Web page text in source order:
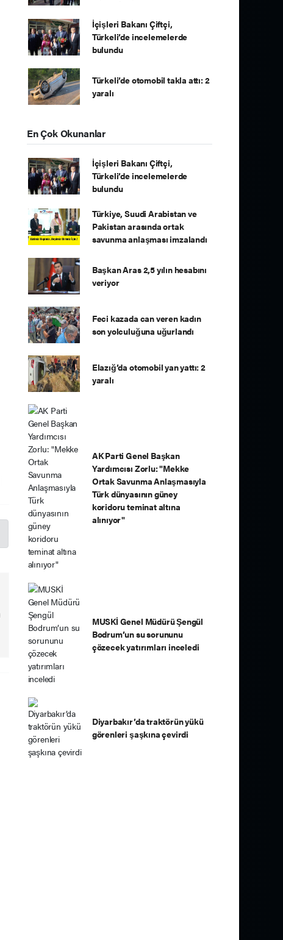
İçişleri Bakanı Çiftçi,
Türkeli’de incelemelerde
bulundu
Türkeli’de otomobil takla attı: 2
yaralı
En Çok Okunanlar
İçişleri Bakanı Çiftçi,
Türkeli’de incelemelerde
bulundu
Türkiye, Suudi Arabistan ve
Pakistan arasında ortak
savunma anlaşması imzalandı
Başkan Aras 2,5 yılın hesabını
veriyor
Feci kazada can veren kadın
son yolculuğuna uğurlandı
Elazığ’da otomobil yan yattı: 2
yaralı
AK Parti Genel Başkan
Yardımcısı Zorlu: "Mekke
Ortak Savunma Anlaşmasıyla
Türk dünyasının güney
koridoru teminat altına
alınıyor"
MUSKİ Genel Müdürü Şengül
Bodrum’un su sorununu
çözecek yatırımları inceledi
Diyarbakır’da traktörün yükü
görenleri şaşkına çevirdi